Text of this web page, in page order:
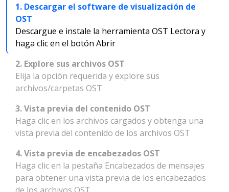
1. Descargar el software de visualización de
OST
Descargue e instale la herramienta OST Lectora y
haga clic en el botón Abrir
2. Explore sus archivos OST
Elija la opción requerida y explore sus
archivos/carpetas OST
3. Vista previa del contenido OST
Haga clic en los archivos cargados y obtenga una
vista previa del contenido de los archivos OST
4. Vista previa de encabezados OST
Haga clic en la pestaña Encabezados de mensajes
para obtener una vista previa de los encabezados